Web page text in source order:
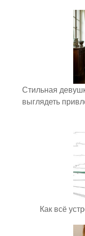
Стильная
выглядеть
Как всё